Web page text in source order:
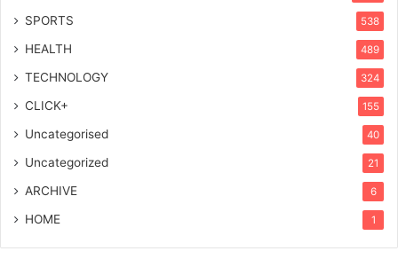
SPORTS 538
HEALTH 489
TECHNOLOGY 324
CLICK+ 155
Uncategorised 40
Uncategorized 21
ARCHIVE 6
HOME 1